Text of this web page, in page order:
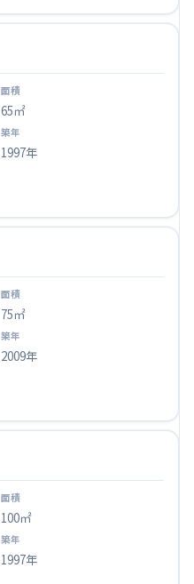
65㎡
1997年
75㎡
2009年
100㎡
1997年